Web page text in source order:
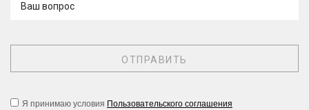
Ваш вопрос
Я принимаю условия Пользовательского соглашения